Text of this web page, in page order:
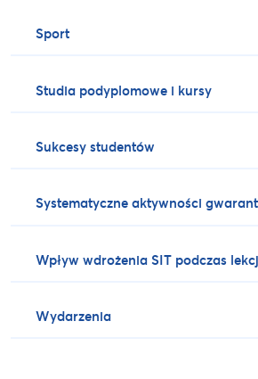
Sport
Studia podyplomowe i kursy
Sukcesy studentów
Systematyczne aktywności
Wpływ wdrożenia SIT podczas
Wydarzenia